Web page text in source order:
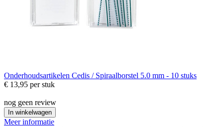
Onderhoudsartikelen Cedis / Spiraalborstel 5.0 mm - 10 stuks
€ 13,95 per stuk
nog geen review
In winkelwagen
Meer informatie